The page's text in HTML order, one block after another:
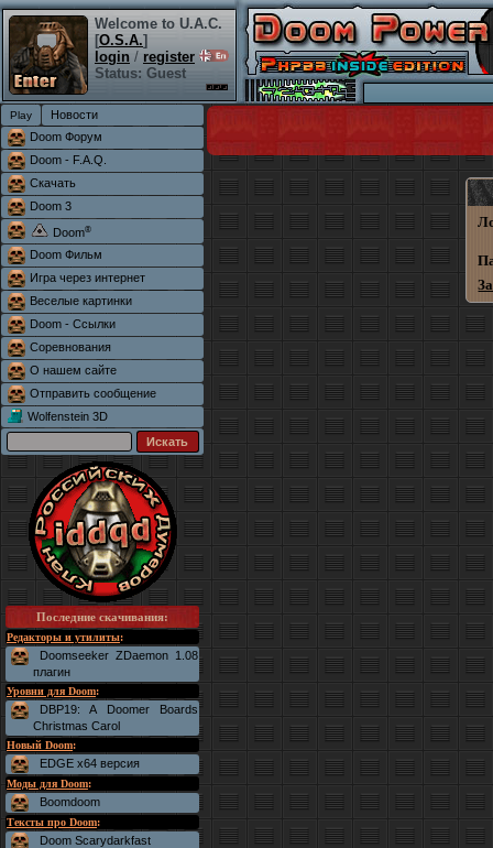
Welcome to U.A.C.
[O.S.A.]
login / register
Status: Guest
Новости
Doom Форум
Doom - F.A.Q.
Скачать
Doom 3
Doom®
Doom Фильм
Игра через интернет
Веселые картинки
Doom - Ссылки
Соревнования
О нашем сайте
Отправить сообщение
Wolfenstein 3D
Последние скачивания:
Редакторы и утилиты:
Doomseeker ZDaemon 1.08
плагин
Уровни для Doom:
DBP19: A Doomer Boards
Christmas Carol
Новый Doom:
EDGE x64 версия
Моды для Doom:
Boomdoom
Тексты про Doom:
Doom Scarydarkfast